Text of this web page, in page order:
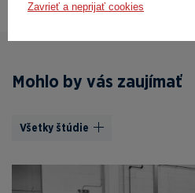
Zavrieť a neprijať cookies
Mohlo by vás zaujímať
Všetky štúdie